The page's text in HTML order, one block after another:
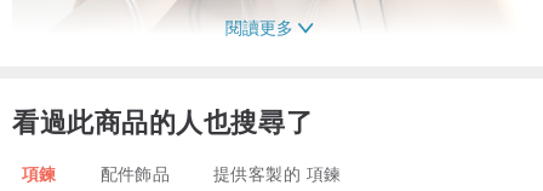
閱讀更多
看過此商品的人也搜尋了
項鍊 配件飾品 提供客製的 項鍊